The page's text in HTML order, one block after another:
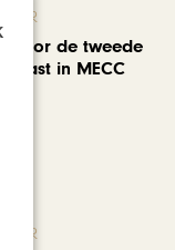
voor de tweede
gast in MECC